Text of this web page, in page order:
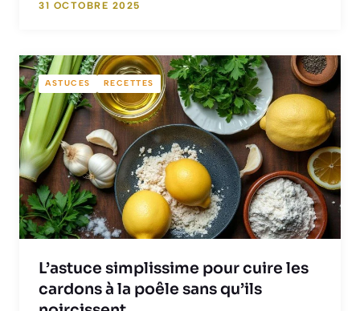
31 OCTOBRE 2025
ASTUCES RECETTES
L’astuce simplissime pour cuire les
cardons à la poêle sans qu’ils